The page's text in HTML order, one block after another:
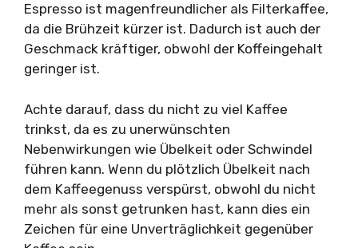
Espresso ist magenfreundlicher als Filterkaffee,
da die Brühzeit kürzer ist. Dadurch ist auch der
Geschmack kräftiger, obwohl der Koffeingehalt
geringer ist.
Achte darauf, dass du nicht zu viel Kaffee
trinkst, da es zu unerwünschten
Nebenwirkungen wie Übelkeit oder Schwindel
führen kann. Wenn du plötzlich Übelkeit nach
dem Kaffeegenuss verspürst, obwohl du nicht
mehr als sonst getrunken hast, kann dies ein
Zeichen für eine Unverträglichkeit gegenüber